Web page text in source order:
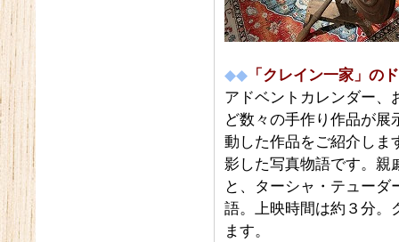
◆◆ 「クレイン一家」の
アドベントカレンダー、
ど数々の手作り作品が展
動した作品をご紹介しま
影した写真物語です。親
と、ターシャ・テュー
語。上映時間は約３分。
ます。